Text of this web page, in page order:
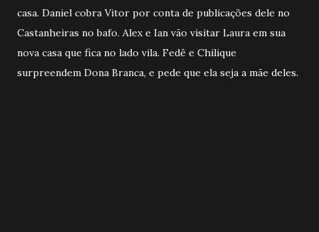
casa. Daniel cobra Vitor por conta de publicações dele no
Castanheiras no bafo. Alex e Ian vão visitar Laura em sua
nova casa que fica no lado vila. Fedê e Chilique
surpreendem Dona Branca, e pede que ela seja a mãe deles.